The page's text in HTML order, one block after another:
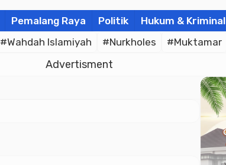
Pemalang Raya Politik Hukum & Kriminal
#Wahdah Islamiyah #Nurkholes #Muktamar
Advertisment